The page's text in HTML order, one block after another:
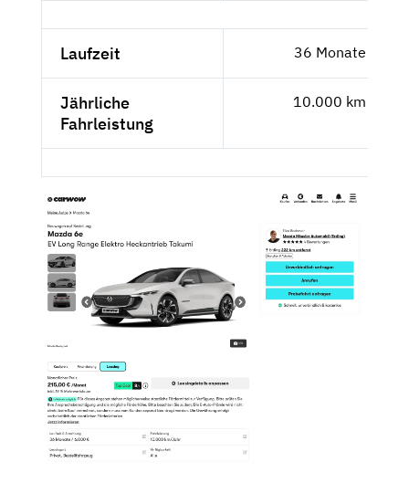
Laufzeit 36 Monate
Jährliche
Fahrleistung
10.000 km